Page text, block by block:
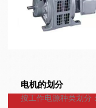
电机的划分
按工作电源种类划分